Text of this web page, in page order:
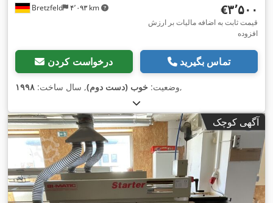
Bretzfeld ۴٬۰۹۳ km ‎€۳٬۵۰۰
قیمت ثابت به اضافه مالیات بر ارزش
افزوده
درخواست کردن تماس بگیرید
وضعیت: خوب (دست دوم), سال ساخت: ۱۹۹۸ ,
آگهی کوچک